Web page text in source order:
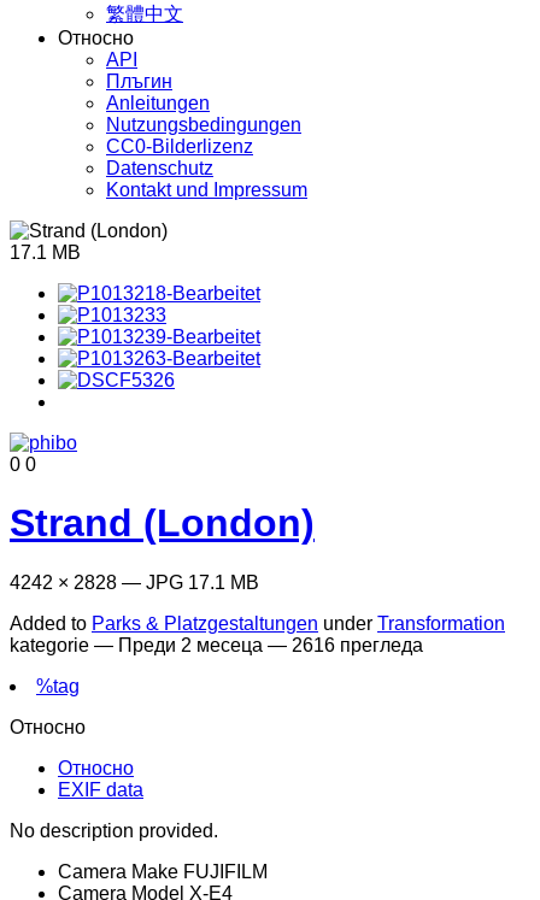
繁體中文
Относно
API
Плъгин
Anleitungen
Nutzungsbedingungen
CC0-Bilderlizenz
Datenschutz
Kontakt und Impressum
17.1 MB
0 0
Strand (London)
4242 × 2828 — JPG 17.1 MB
Added to Parks & Platzgestaltungen under Transformation
kategorie — Преди 2 месеца — 2616 прегледа
%tag
Относно
Относно
EXIF data
No description provided.
Camera Make FUJIFILM
Camera Model X-E4